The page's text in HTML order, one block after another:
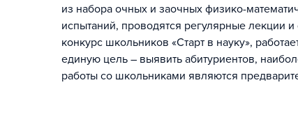
из набора очных и заочных физико-
испытаний, проводятся регулярные лекции
конкурс школьников «Старт в науку»,
единую цель – выявить абитуриентов,
работы со школьниками являются